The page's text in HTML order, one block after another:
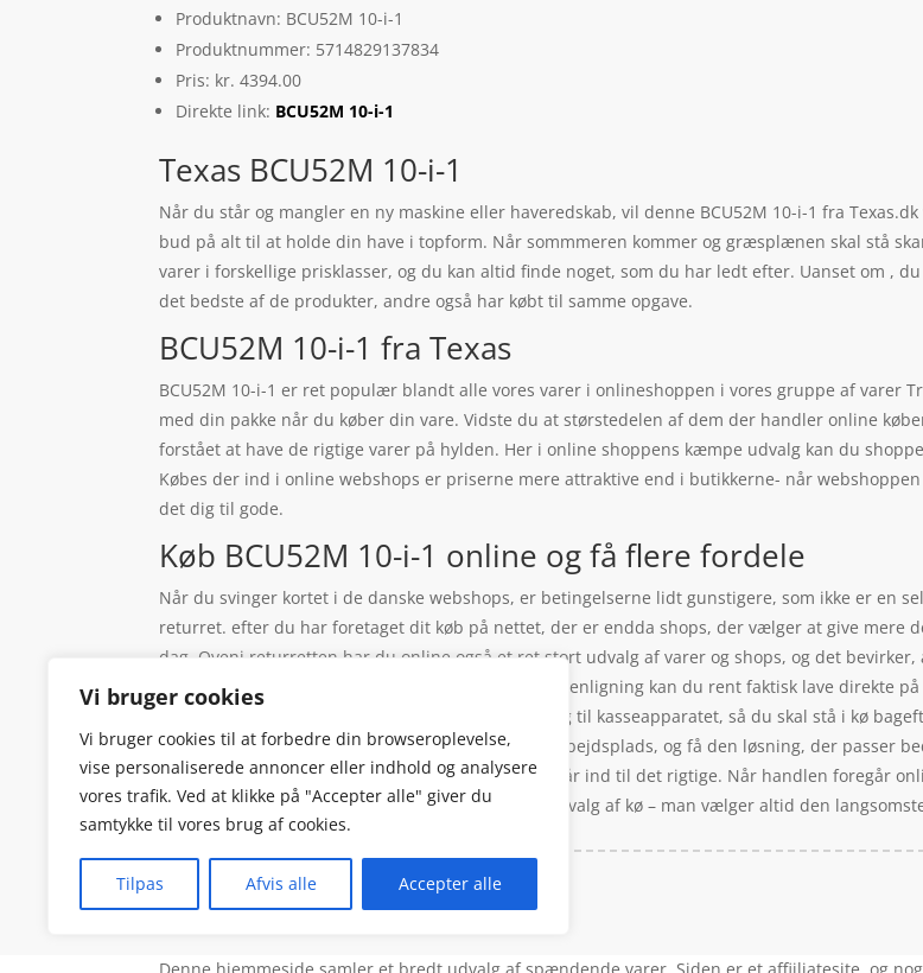
Vi bruger cookies
Vi bruger cookies til at forbedre din browseroplevelse,
vise personaliserede annoncer eller indhold og analysere
vores trafik. Ved at klikke på "Accepter alle" giver du
samtykke til vores brug af cookies.
Tilpas Afvis alle Accepter alle
Produktnavn: BCU52M 10-i-1
Produktnummer: 5714829137834
Pris: kr. 4394.00
Direkte link: BCU52M 10-i-1
Texas BCU52M 10-i-1
Når du står og mangler en ny maskine eller haveredskab, vil denne BCU52M 10-i-1 fra
bud på alt til at holde din have i topform. Når sommmeren kommer og græsplænen skal stå
varer i forskellige prisklasser, og du kan altid finde noget, som du har ledt efter. Uanset om ,
det bedste af de produkter, andre også har købt til samme opgave.
BCU52M 10-i-1 fra Texas
BCU52M 10-i-1 er ret populær blandt alle vores varer i onlineshoppen i vores gruppe af varer
med din pakke når du køber din vare. Vidste du at størstedelen af dem der handler online
forstået at have de rigtige varer på hylden. Her i online shoppens kæmpe udvalg kan du
Købes der ind i online webshops er priserne mere attraktive end i butikkerne- når
det dig til gode.
Køb BCU52M 10-i-1 online og få flere fordele
Når du svinger kortet i de danske webshops, er betingelserne lidt gunstigere, som ikke er en
returret. efter du har foretaget dit køb på nettet, der er endda shops, der vælger at give mere
dag. Oveni returretten har du online også et ret stort udvalg af varer og shops, og det
forskellige shops priser med det samme. Din sammenligning kan du rent faktisk lave direkte
slipper for, at varens pris er forskellige fra skiltet og til kasseapparatet, så du skal stå i kø
de til din adresse, eller de kan blive sendt til din arbejdsplads, og få den løsning, der passer
ringe til en anden for at høre, hvorfor prisen ikke går ind til det rigtige. Når handlen foregår
med det samme, så slip for de sædvanlige forkerte valg af kø – man vælger altid den
Denne hjemmeside samler et bredt udvalg af spændende varer. Siden er et affiiliatesite, og